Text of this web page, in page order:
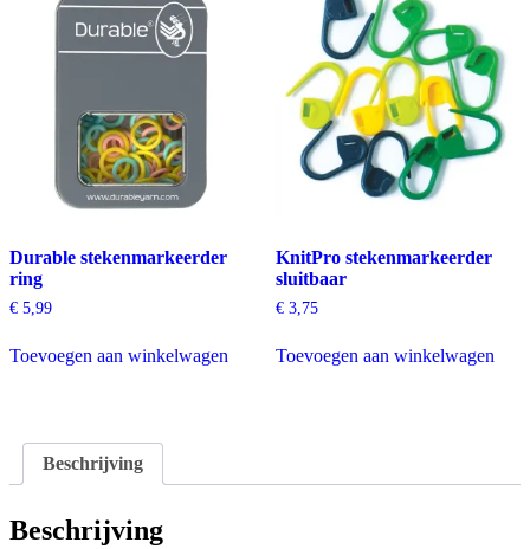
Durable stekenmarkeerder
ring
€ 5,99
Toevoegen aan winkelwagen
KnitPro stekenmarkeerder
sluitbaar
€3,75
Toevoegen aan winkelwagen
Beschrijving
Beschrijving